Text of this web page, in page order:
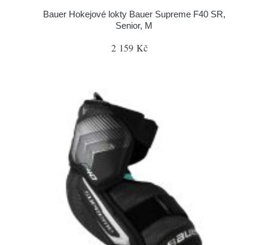
Bauer Hokejové lokty Bauer Supreme F40 SR,
Senior, M
2 159 Kč